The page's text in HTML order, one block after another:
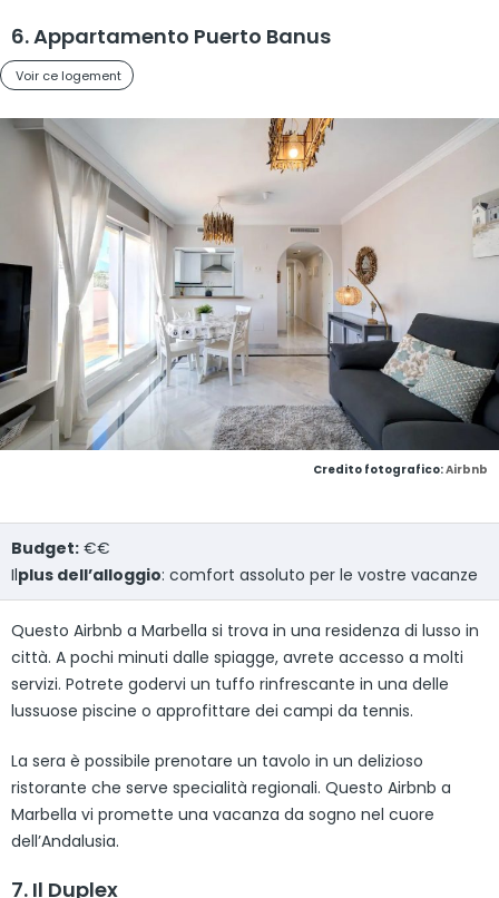
6. Appartamento Puerto Banus
Voir ce logement
Credito fotografico:Airbnb
Budget: €€
Ilplus dell’alloggio: comfort assoluto per le vostre vacanze
Questo Airbnb a Marbella si trova in una residenza di lusso in
città. A pochi minuti dalle spiagge, avrete accesso a molti
servizi. Potrete godervi un tuffo rinfrescante in una delle
lussuose piscine o approfittare dei campi da tennis.
La sera è possibile prenotare un tavolo in un delizioso
ristorante che serve specialità regionali. Questo Airbnb a
Marbella vi promette una vacanza da sogno nel cuore
dell’Andalusia.
7. Il Duplex